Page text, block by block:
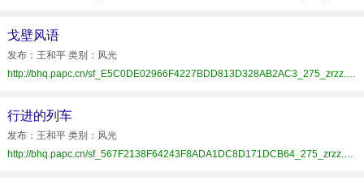
戈壁风语
发布：王和平 类别：风光
http://bhq.papc.cn/sf_E5C0DE02966F4227BDD813D328AB2AC3_275_zrzz.html
行进的列车
发布：王和平 类别：风光
http://bhq.papc.cn/sf_567F2138F64243F8ADA1DC8D171DCB64_275_zrzz.html